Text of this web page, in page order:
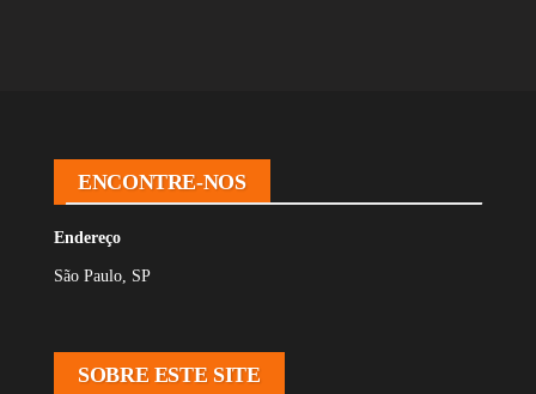
ENCONTRE-NOS
Endereço
São Paulo, SP
SOBRE ESTE SITE